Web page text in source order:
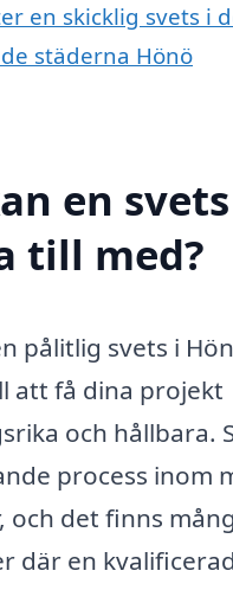
en skicklig svets i
städerna Hönö
en
till med?
pålitlig svets i
att få dina projekt
och hållbara.
process inom
och det finns
där en